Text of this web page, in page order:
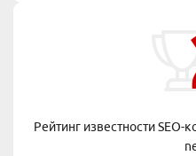
Рейтинг известности